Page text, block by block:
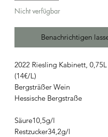
Nicht verfügbar
Benachrichtigen
2022 Riesling Kabinett,
(14€/L)
Bergsträßer Wein
Hessische Bergstraße
Säure10,5g/l
Restzucker34,2g/l